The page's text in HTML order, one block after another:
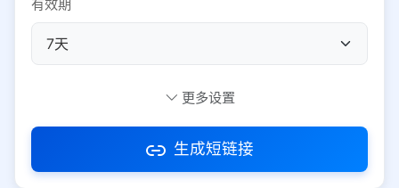
有效期
访问密码
更多设置
生成短链接